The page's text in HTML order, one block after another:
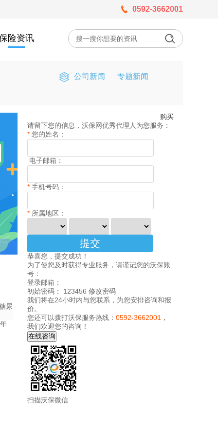
0592-3662001
险资讯
公司新闻 专题新闻
尿
购买
请留下您的信息，沃保网优秀代理人为您服务：
*您的姓名：
电子邮箱：
*手机号码：
*所属地区：
恭喜您，提交成功！
为了使您及时获得专业服务，请谨记您的沃保账
号：
登录邮箱：
初始密码： 123456 修改密码
我们将在24小时内与您联系，为您安排咨询和报
价。
您还可以拨打沃保服务热线： 0592-3662001 ，
我们欢迎您的咨询！
扫描沃保微信